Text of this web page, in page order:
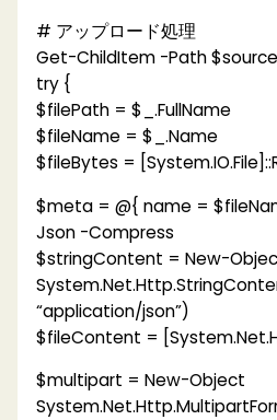
# アップロード処理
Get-ChildItem -Path
try {
$filePath = $_.FullName
$fileName = $_.Name
$fileBytes =
$meta = @{ name =
Json -Compress
$stringContent = New-
“application/json”)
$fileContent =
$multipart = New-Object